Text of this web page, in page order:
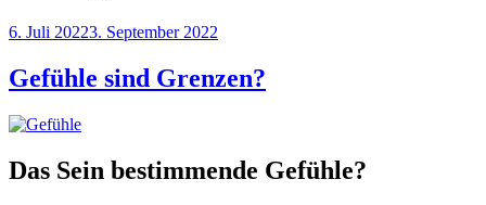
Veröffentlicht
6. Juli 20223. September 2022
Gefühle sind Grenzen?
Das Sein bestimmende Gefühle?